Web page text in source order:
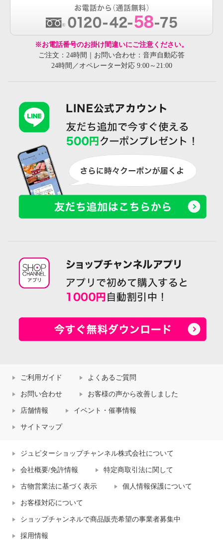
※お電話番号のお掛け間違いにご注意ください。
ご注文：24時間｜お問い合わせ：音声自動応答
24時間／オペレーター対応 9:00～21:00
ご利用ガイド よくあるご質問
お問い合わせ お客様の声から改善しました
店舗情報 イベント・催事情報
サイトマップ
ジュピターショップチャンネル株式会社について
会社概要/免許情報 特定商取引法に関して
古物営業法に基づく表示 個人情報保護について
お客様対応について
ショップチャンネルで商品販売希望の事業者募集中
採用情報